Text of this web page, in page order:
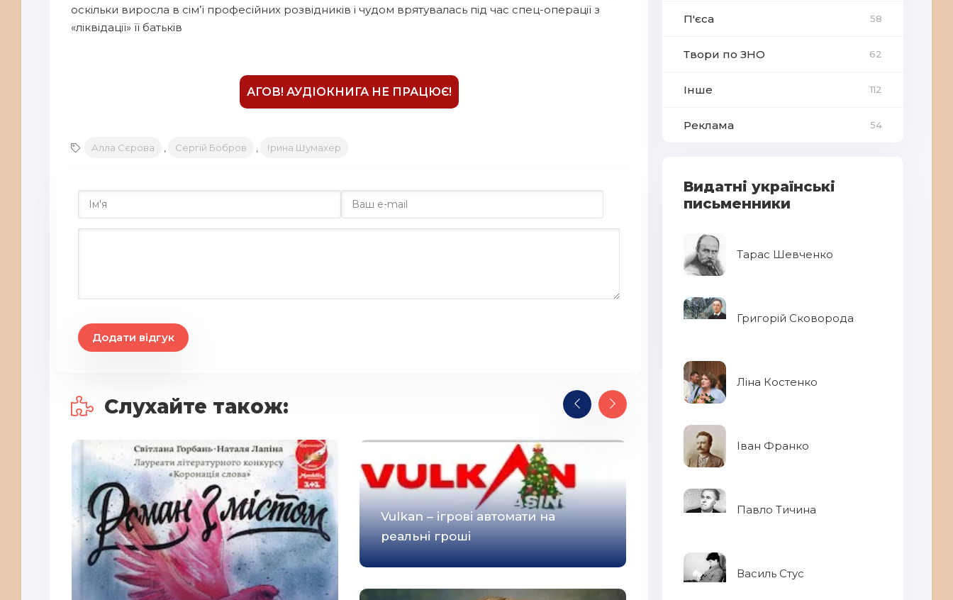
10
15
17
18
оскільки виросла в сім’ї професійних розвідників і чудом врятувалась під час спец-операції з
«ліквідації» її батьків
АГОВ! АУДІОКНИГА НЕ ПРАЦЮЄ!
Алла Сєрова Сергій Бобров Ірина Шумахер
Додати відгук
Слухайте також:
Vulkan – ігрові автомати на
реальні гроші
П'єса 58
Твори по ЗНО 62
Інше 112
Реклама 54
Видатні українські
письменники
Тарас Шевченко
Григорій Сковорода
Ліна Костенко
Іван Франко
Павло Тичина
Василь Стус